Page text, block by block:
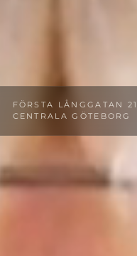
FÖRSTA LÅNGGATAN 21
CENTRALA GÖTEBORG